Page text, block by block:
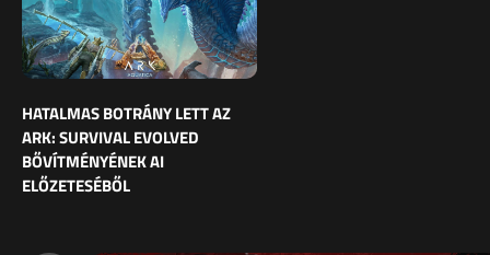
HATALMAS BOTRÁNY LETT AZ
ARK: SURVIVAL EVOLVED
BŐVÍTMÉNYÉNEK AI
ELŐZETESÉBŐL